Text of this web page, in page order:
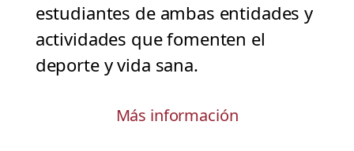
estudiantes de ambas entidades y
actividades que fomenten el
deporte y vida sana.
Más información